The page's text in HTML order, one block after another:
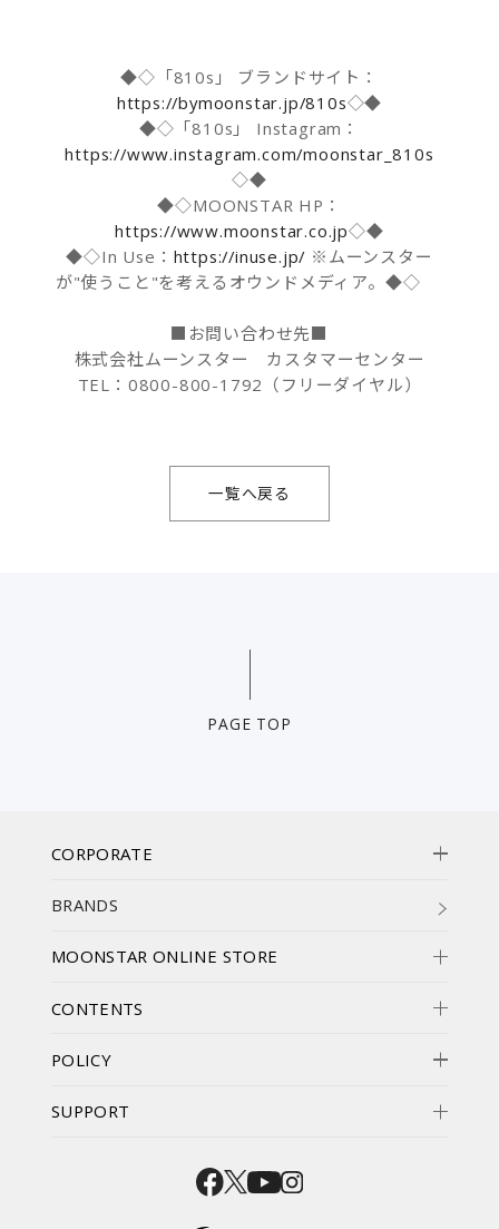
◆◇「810s」 ブランドサイト：
https://bymoonstar.jp/810s◇◆
◆◇「810s」 Instagram：
https://www.instagram.com/moonstar_810s
◇◆
◆◇MOONSTAR HP：
https://www.moonstar.co.jp◇◆
◆◇In Use： https://inuse.jp/ ※ムーンスター
が"使うこと"を考えるオウンドメディア。◆◇
■お問い合わせ先■
株式会社ムーンスター カスタマーセンター
TEL：0800-800-1792（フリーダイヤル）
一覧へ戻る
PAGE TOP
CORPORATE
BRANDS
MOONSTAR ONLINE STORE
CONTENTS
POLICY
SUPPORT